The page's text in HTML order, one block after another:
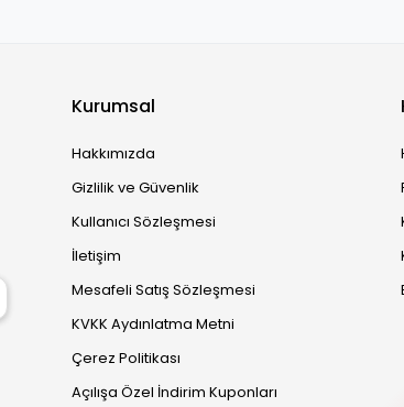
Kurumsal
Hakkımızda
Gizlilik ve Güvenlik
Kullanıcı Sözleşmesi
İletişim
Mesafeli Satış Sözleşmesi
KVKK Aydınlatma Metni
Çerez Politikası
Açılışa Özel İndirim Kuponları